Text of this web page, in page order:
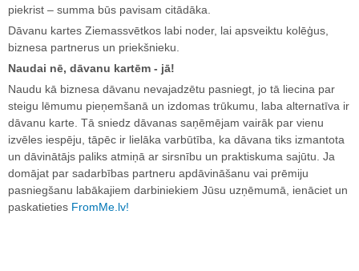
piekrist – summa būs pavisam citādāka.
Dāvanu kartes Ziemassvētkos labi noder, lai apsveiktu kolēģus,
biznesa partnerus un priekšnieku.
Naudai nē, dāvanu kartēm - jā!
Naudu kā biznesa dāvanu nevajadzētu pasniegt, jo tā liecina par
steigu lēmumu pieņemšanā un izdomas trūkumu, laba alternatīva ir
dāvanu karte. Tā sniedz dāvanas saņēmējam vairāk par vienu
izvēles iespēju, tāpēc ir lielāka varbūtība, ka dāvana tiks izmantota
un dāvinātājs paliks atmiņā ar sirsnību un praktiskuma sajūtu. Ja
domājat par sadarbības partneru apdāvināšanu vai prēmiju
pasniegšanu labākajiem darbiniekiem Jūsu uzņēmumā, ienāciet un
paskatieties FromMe.lv!